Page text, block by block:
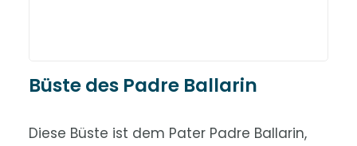
Büste des Padre Ballarin
Diese Büste ist dem Pater Padre Ballarin,